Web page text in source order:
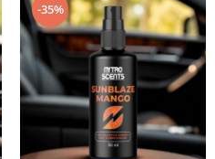
-35%